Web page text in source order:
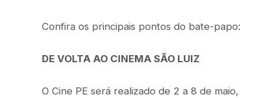
Confira os principais pontos do bate-papo:
DE VOLTA AO CINEMA SÃO LUIZ
O Cine PE será realizado de 2 a 8 de maio,